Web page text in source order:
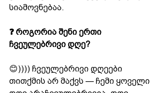
სიამოვნებაა.
❓ როგორია შენი ერთი
ჩვეულებრივი დღე?
😊)))) ჩვეულებრივი დღეები
თითქმის არ მაქვს — ჩემი ყოველი